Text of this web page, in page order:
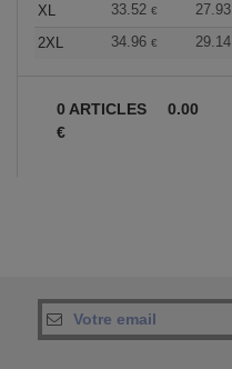
XL
33.52 € 27.93
2XL
34.96 € 29.14
0 ARTICLES
0.00
€